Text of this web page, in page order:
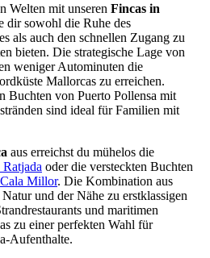
Welten mit unseren Fincas in
dir sowohl die Ruhe des
als auch den schnellen Zugang zu
bieten. Die strategische Lage von
weniger Autominuten die
Mallorcas zu erreichen.
Buchten von Puerto Pollensa mit
sind ideal für Familien mit
aus erreichst du mühelos die
Ratjada oder die versteckten Buchten
Cala Millor. Die Kombination aus
und der Nähe zu erstklassigen
und maritimen
zu einer perfekten Wahl für
Aufenthalte.